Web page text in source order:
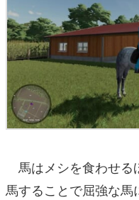
馬はメシを食わせる
馬することで屈強な